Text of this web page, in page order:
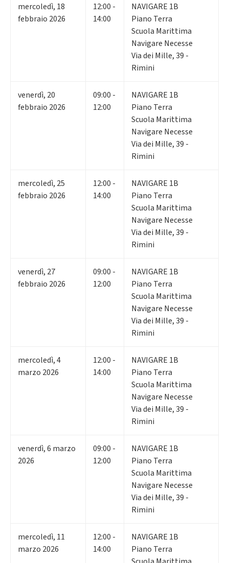
mercoledì, 18
febbraio 2026
12:00 -
14:00
NAVIGARE 1B
Piano Terra
Scuola Marittima
Navigare Necesse
Via dei Mille, 39 -
Rimini
venerdì, 20
febbraio 2026
09:00 -
12:00
NAVIGARE 1B
Piano Terra
Scuola Marittima
Navigare Necesse
Via dei Mille, 39 -
Rimini
mercoledì, 25
febbraio 2026
12:00 -
14:00
NAVIGARE 1B
Piano Terra
Scuola Marittima
Navigare Necesse
Via dei Mille, 39 -
Rimini
venerdì, 27
febbraio 2026
09:00 -
12:00
NAVIGARE 1B
Piano Terra
Scuola Marittima
Navigare Necesse
Via dei Mille, 39 -
Rimini
mercoledì,4
marzo 2026
12:00 -
14:00
NAVIGARE 1B
Piano Terra
Scuola Marittima
Navigare Necesse
Via dei Mille, 39 -
Rimini
venerdì,6 marzo
2026
09:00 -
12:00
NAVIGARE 1B
Piano Terra
Scuola Marittima
Navigare Necesse
Via dei Mille, 39 -
Rimini
mercoledì, 11
marzo 2026
12:00 -
14:00
NAVIGARE 1B
Piano Terra